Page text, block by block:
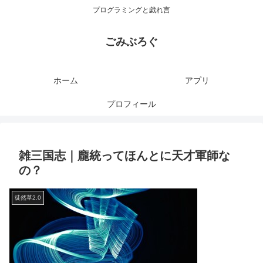
プログラミングと戯れ言
ごみぶろぐ
ホーム アプリ
プロフィール
雑三国志｜龐統ってほんとに天才軍師な
の？
徒然草2.0